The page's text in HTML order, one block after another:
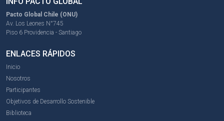
Pacto Global Chile (ONU)
Av. Los Leones N°745
Piso 6 Providencia - Santiago
ENLACES RÁPIDOS
Inicio
Nosotros
Participantes
Objetivos de Desarrollo Sostenible
Biblioteca